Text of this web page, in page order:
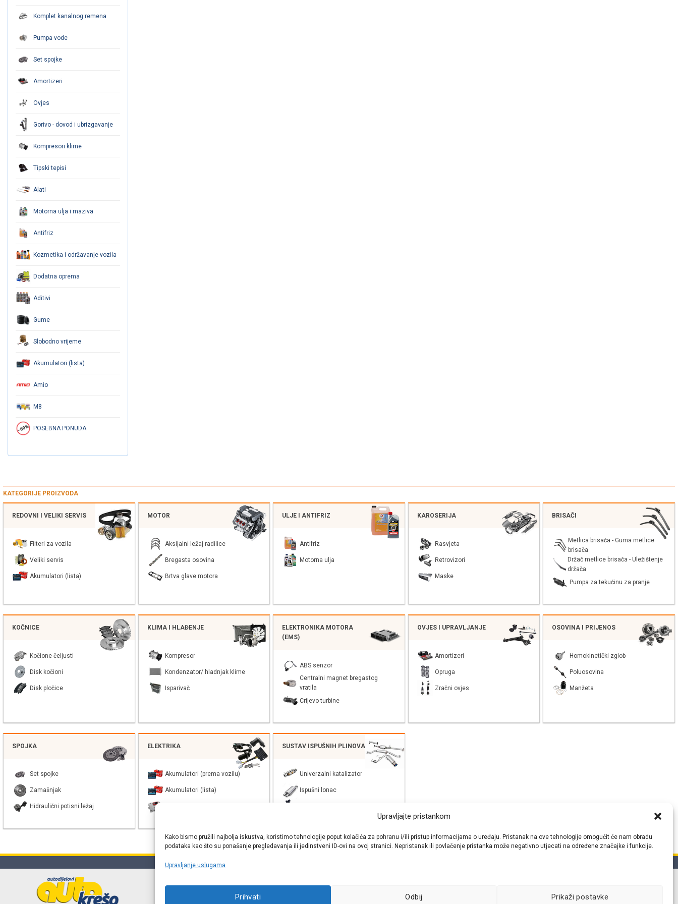
Upravljajte pristankom
Kako bismo pružili najbolja iskustva, koristimo tehnologije poput kolačića za pohranu i/ili pristup informacijama o uređaju. Pristanak na ove tehnologije omogućit će nam obradu
podataka kao što su ponašanje pregledavanja ili jedinstveni ID-ovi na ovoj stranici. Nepristanak ili povlačenje pristanka može negativno utjecati na određene značajke i funkcije.
Upravljanje uslugama
Prihvati Odbij Prikaži postavke
Komplet kanalnog remena
Pumpa vode
Set spojke
Amortizeri
Ovjes
Gorivo - dovod i ubrizgavanje
Kompresori klime
Tipski tepisi
Alati
Motorna ulja i maziva
Antifriz
Kozmetika i održavanje vozila
Dodatna oprema
Aditivi
Gume
Slobodno vrijeme
Akumulatori (lista)
Amio
M8
POSEBNA PONUDA
KATEGORIJE PROIZVODA
REDOVNI I VELIKI SERVIS
Filteri za vozila
Veliki servis
Akumulatori (lista)
MOTOR
Aksijalni ležaj radilice
Bregasta osovina
Brtva glave motora
ULJE I ANTIFRIZ
Antifriz
Motorna ulja
KAROSERIJA
Rasvjeta
Retrovizori
Maske
BRISAČI
Metlica brisača - Guma metlice
brisača
Držač metlice brisača - Uležištenje
držača
Pumpa za tekućinu za pranje
KOČNICE
Kočione čeljusti
Disk kočioni
Disk pločice
KLIMA I HLAĐENJE
Kompresor
Kondenzator/ hladnjak klime
Isparivač
ELEKTRONIKA MOTORA
(EMS)
ABS senzor
Centralni magnet bregastog
vratila
Crijevo turbine
OVJES I UPRAVLJANJE
Amortizeri
Opruga
Zračni ovjes
OSOVINA I PRIJENOS
Homokinetički zglob
Poluosovina
Manžeta
SPOJKA
Set spojke
Zamašnjak
Hidraulični potisni ležaj
ELEKTRIKA
Akumulatori (prema vozilu)
Akumulatori (lista)
SUSTAV ISPUŠNIH PLINOVA
Univerzalni katalizator
Ispušni lonac
- Auto Krešo - preko 200 svjetski poznatih i priznatih
proizvođača rezervnih dijelova za sve vrste i tipove osobnih i lakih teretnih vozila.